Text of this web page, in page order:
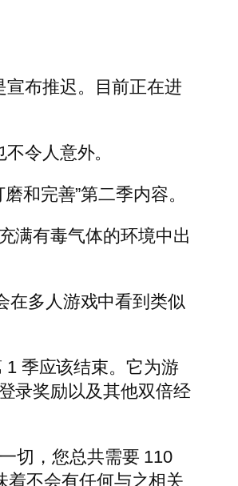
宣布推迟。目前正在进
令人意外。
和完善”第二季内容。
满有毒气体的环境中出
在多人游戏中看到类似
季应该结束。它为游
录奖励以及其他双倍经
切，您总共需要 110
着不会有任何与之相关